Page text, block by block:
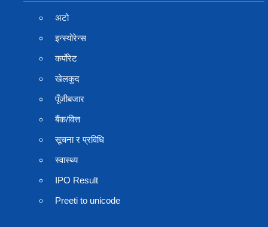
अटो
इन्स्योरेन्स
कर्पाेरेट
खेलकुद
पूँजीबजार
बैंक/वित्त
सूचना र प्रविधि
स्वास्थ्य
IPO Result
Preeti to unicode